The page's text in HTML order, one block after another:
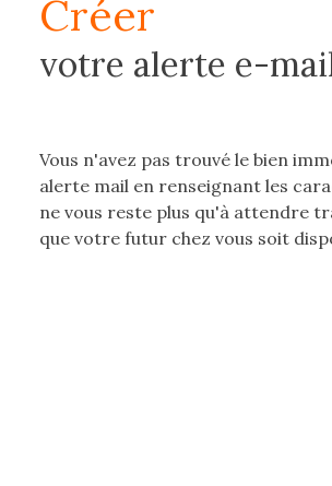
e-
mail
contact
créer
votre alerte e-
Vous n'avez pas trouvé le bien
alerte mail en renseignant les
ne vous reste plus qu'à attendre
que votre futur chez vous soit